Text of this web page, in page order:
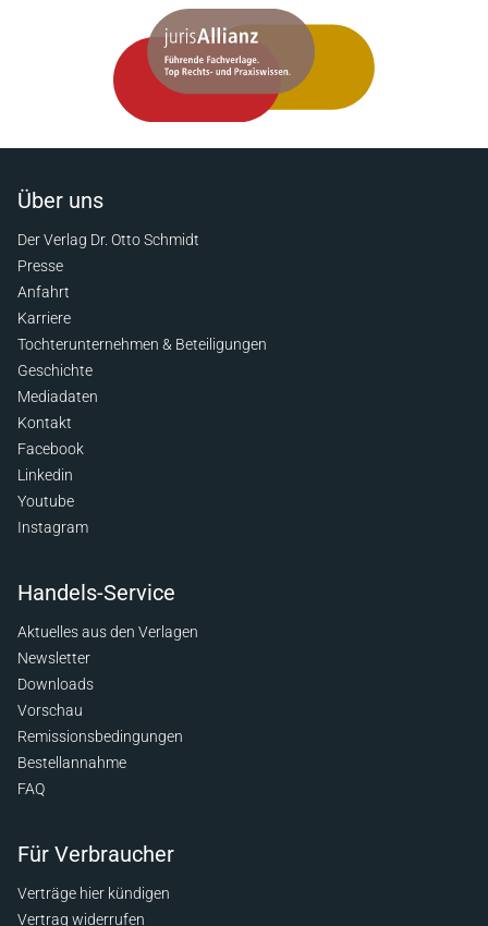
Über uns
Der Verlag Dr. Otto Schmidt
Presse
Anfahrt
Karriere
Tochterunternehmen & Beteiligungen
Geschichte
Mediadaten
Kontakt
Facebook
Linkedin
Youtube
Instagram
Handels-Service
Aktuelles aus den Verlagen
Newsletter
Downloads
Vorschau
Remissionsbedingungen
Bestellannahme
FAQ
Für Verbraucher
Verträge hier kündigen
Vertrag widerrufen